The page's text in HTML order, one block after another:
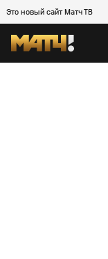
Это новый сайт Матч ТВ